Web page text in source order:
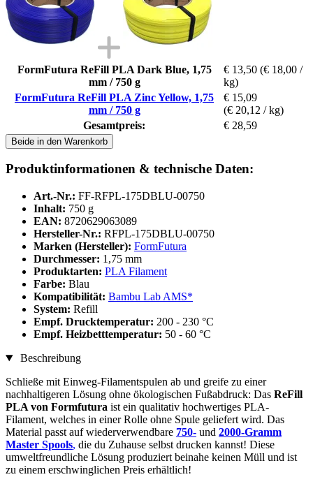
FormFutura ReFill PLA Dark Blue, 1,75
mm / 750 g
€ 13,50 (€ 18,00 /
kg)
FormFutura ReFill PLA Zinc Yellow, 1,75
mm / 750 g
€ 15,09
(€ 20,12 / kg)
Gesamtpreis:
€ 28,59
Beide in den Warenkorb
Produktinformationen & technische Daten:
Art.-Nr.: FF-RFPL-175DBLU-00750
Inhalt: 750 g
EAN: 8720629063089
Hersteller-Nr.: RFPL-175DBLU-00750
Marken (Hersteller): FormFutura
Durchmesser: 1,75 mm
Produktarten: PLA Filament
Farbe: Blau
Kompatibilität: Bambu Lab AMS*
System: Refill
Empf. Drucktemperatur: 200 - 230 °C
Empf. Heizbetttemperatur: 50 - 60 °C
Beschreibung
Schließe mit Einweg-Filamentspulen ab und greife zu einer
nachhaltigeren Lösung ohne ökologischen Fußabdruck: Das ReFill
PLA von Formfutura ist ein qualitativ hochwertiges PLA-
Filament, welches in einer Rolle ohne Spule geliefert wird. Das
Material passt auf wiederverwendbare 750- und 2000-Gramm
Master Spools, die du Zuhause selbst drucken kannst! Diese
umweltfreundliche Lösung produziert beinahe keinen Müll und ist
zu einem erschwinglichen Preis erhältlich!